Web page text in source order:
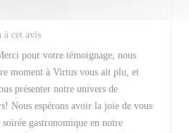
à cet avis
pour votre témoignage, nous
moment à Virtus vous ait plu, et
présenter notre univers de
Nous espérons avoir la joie de vous
gastronomique en notre